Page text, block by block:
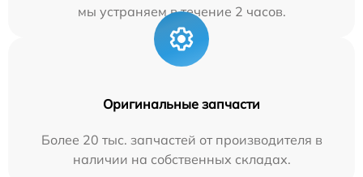
мы устраняем в течение 2 часов.
Оригинальные запчасти
Более 20 тыс. запчастей от производителя в
наличии на собственных складах.